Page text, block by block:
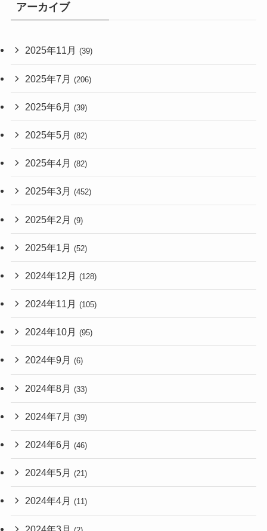
アーカイブ
2025年11月 (39)
2025年7月 (206)
2025年6月 (39)
2025年5月 (82)
2025年4月 (82)
2025年3月 (452)
2025年2月 (9)
2025年1月 (52)
2024年12月 (128)
2024年11月 (105)
2024年10月 (95)
2024年9月 (6)
2024年8月 (33)
2024年7月 (39)
2024年6月 (46)
2024年5月 (21)
2024年4月 (11)